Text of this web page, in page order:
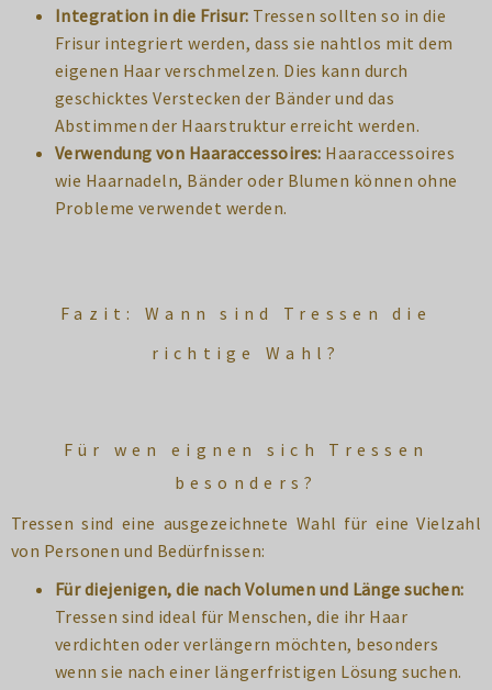
Integration in die Frisur: Tressen sollten so in die
Frisur integriert werden, dass sie nahtlos mit dem
eigenen Haar verschmelzen. Dies kann durch
geschicktes Verstecken der Bänder und das
Abstimmen der Haarstruktur erreicht werden.
Verwendung von Haaraccessoires: Haaraccessoires
wie Haarnadeln, Bänder oder Blumen können ohne
Probleme verwendet werden.
Fazit: Wann sind Tressen die
richtige Wahl?
Für wen eignen sich Tressen
besonders?
Tressen sind eine ausgezeichnete Wahl für eine Vielzahl
von Personen und Bedürfnissen:
Für diejenigen, die nach Volumen und Länge suchen:
Tressen sind ideal für Menschen, die ihr Haar
verdichten oder verlängern möchten, besonders
wenn sie nach einer längerfristigen Lösung suchen.